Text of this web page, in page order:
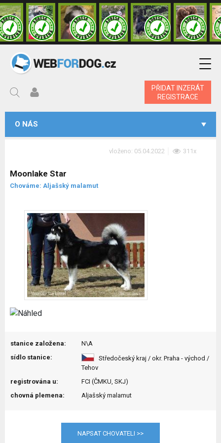
PŘIDAT INZERÁT
REGISTRACE
O NÁS
vloženo: 05.04.2022 311x
Moonlake Star
Chováme: Aljašský malamut
stanice založena:
N\A
sídlo stanice:
Středočeský kraj / okr. Praha - východ /
Tehov
registrována u:
FCI (ČMKU, SKJ)
chovná plemena:
Aljašský malamut
NAPSAT CHOVATELI >>